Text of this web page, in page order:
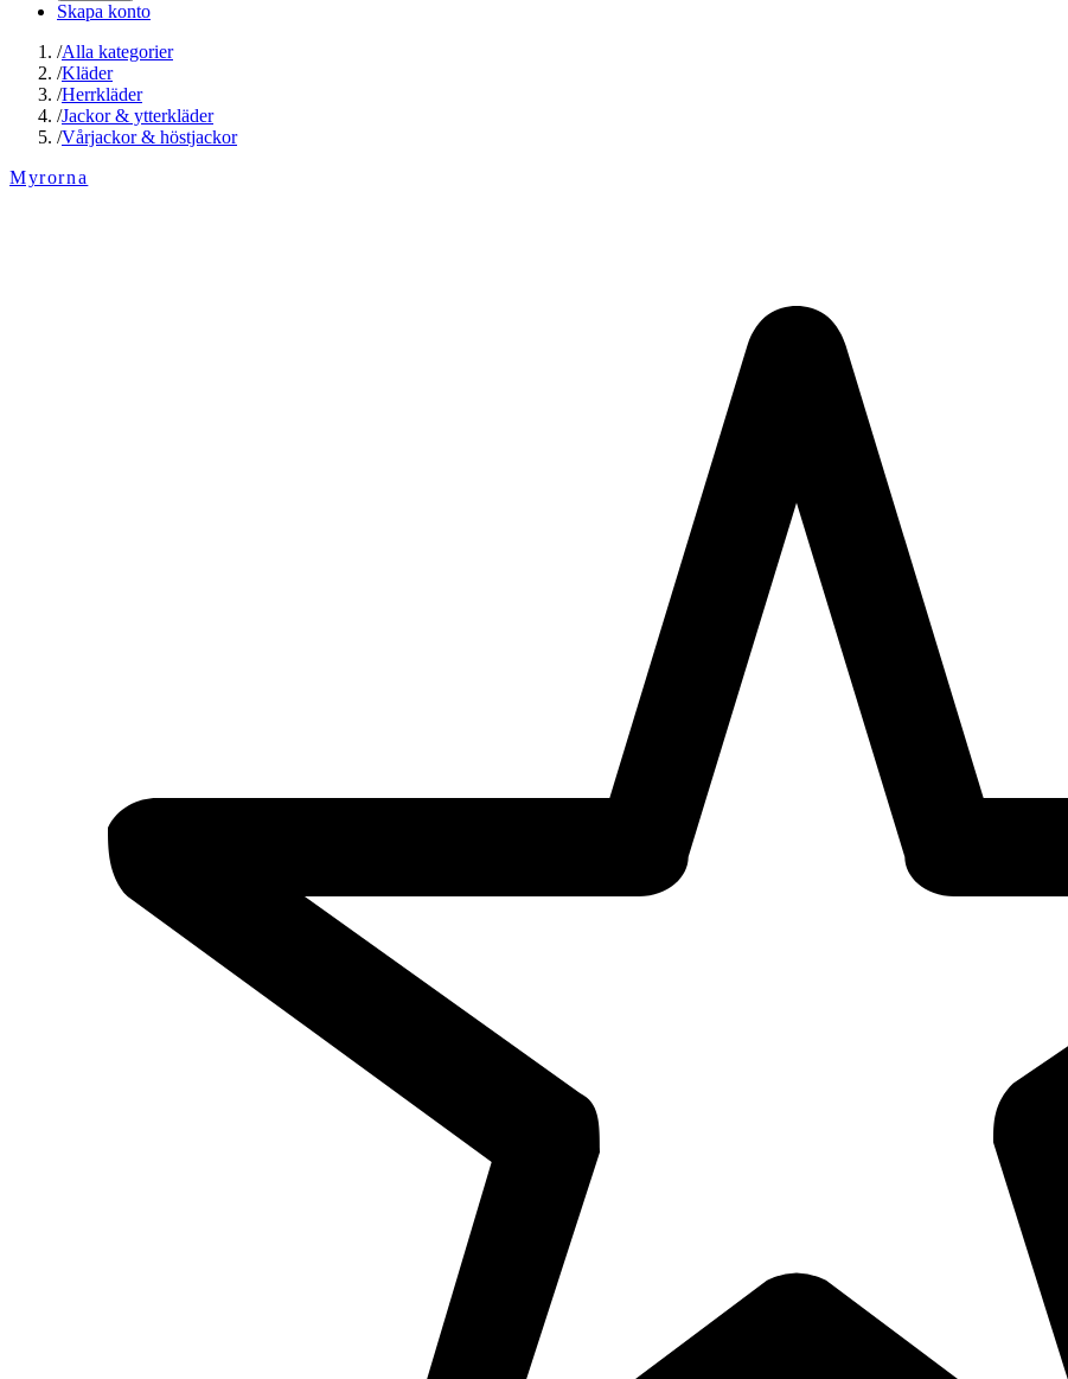
Skapa konto
/Alla kategorier
/Kläder
/Herrkläder
/Jackor & ytterkläder
/Vårjackor & höstjackor
Myrorna